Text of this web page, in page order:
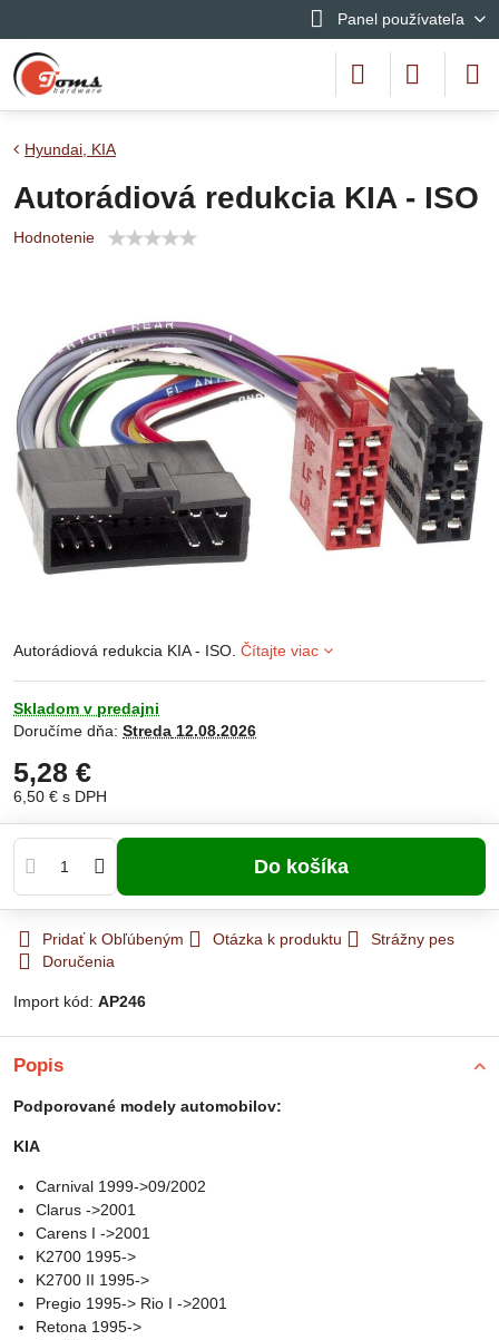
Panel používateľa
Hyundai, KIA
Autorádiová redukcia KIA - ISO
Hodnotenie
Autorádiová redukcia KIA - ISO. Čítajte viac
Skladom v predajni
Doručíme dňa: Streda 12.08.2026
5,28 €
6,50 € s DPH
Do košíka
Pridať k Obľúbeným Otázka k produktu
Strážny pes
Doručenia
Import kód: AP246
Popis
Podporované modely automobilov:
KIA
Carnival 1999->09/2002
Clarus ->2001
Carens I ->2001
K2700 1995->
K2700 II 1995->
Pregio 1995-> Rio I ->2001
Retona 1995->